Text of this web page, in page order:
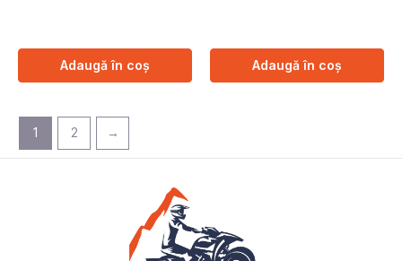
Adaugă în coș Adaugă în coș
1 2 →